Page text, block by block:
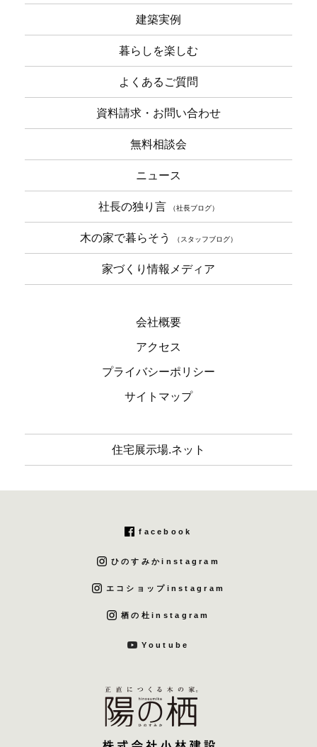
建築実例
暮らしを楽しむ
よくあるご質問
資料請求・お問い合わせ
無料相談会
ニュース
社長の独り言 （社長ブログ）
木の家で暮らそう （スタッフブログ）
家づくり情報メディア
会社概要
アクセス
プライバシーポリシー
サイトマップ
住宅展示場.ネット
facebook
ひのすみかinstagram
エコショップinstagram
栖の杜instagram
Youtube